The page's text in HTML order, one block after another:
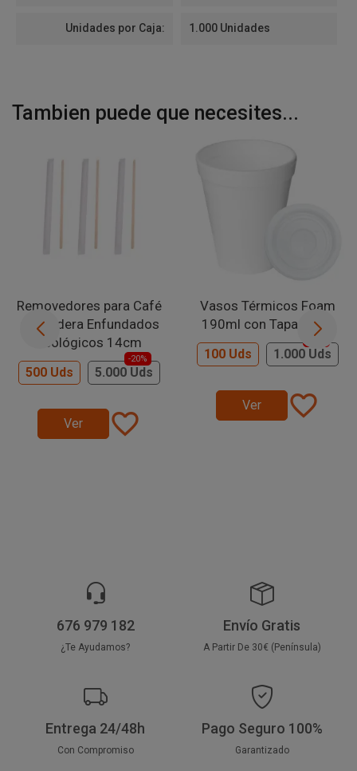
Unidades por Caja: 1.000 Unidades
Tambien puede que necesites...
Removedores para Café
de Madera Enfundados
Ecológicos 14cm
500 Uds 5.000 Uds
-20%
Ver favorite_border
Vasos Térmicos Foam
190ml con Tapa Plana
100 Uds 1.000 Uds
Ver favorite_border
676 979 182
¿Te Ayudamos?
Envío Gratis
A Partir De 30€ (Península)
Entrega 24/48h
Con Compromiso
Pago Seguro 100%
Garantizado